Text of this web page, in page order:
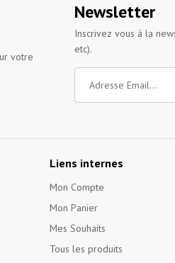
votre
Newsletter
Inscrivez vous à la
etc).
Liens internes
Mon Compte
Mon Panier
Mes Souhaits
Tous les produits